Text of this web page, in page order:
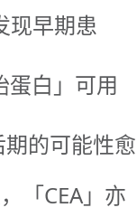
现早期患
蛋白」可用
期的可能性愈
「CEA」亦